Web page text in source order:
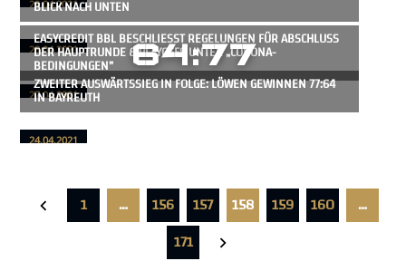
29.04.2021
28.04.2021
BLICK NACH UNTEN
27.04.2021
EASYCREDIT BBL BESCHLIESST REGELUNGEN FÜR ABSCHLUSS D
ER HAUPTRUNDE & PLAYOFFS UNTER „CORONA-B
EDINGUNGEN”
24.04.2021
64:77
ZWEITER AUSWÄRTSSIEG IN FOLGE: LÖWEN GEWINNEN 77:64
IN BAYREUTH
1 … 156 157 158 159 160
…
171